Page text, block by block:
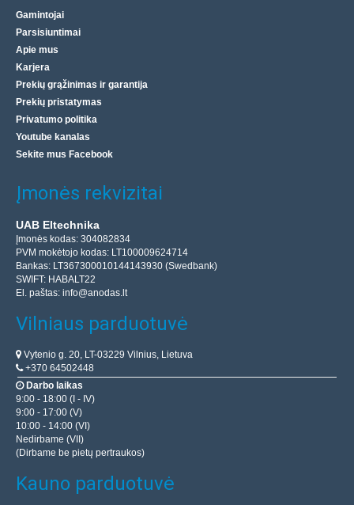
Gamintojai
Parsisiuntimai
Apie mus
Karjera
Prekių grąžinimas ir garantija
Prekių pristatymas
Privatumo politika
Youtube kanalas
Sekite mus Facebook
Įmonės rekvizitai
UAB Eltechnika
Įmonės kodas: 304082834
PVM mokėtojo kodas: LT100009624714
Bankas: LT367300010144143930 (Swedbank)
SWIFT: HABALT22
El. paštas: info@anodas.lt
Vilniaus parduotuvė
Vytenio g. 20, LT-03229 Vilnius, Lietuva
+370 64502448
Darbo laikas
9:00 - 18:00 (I - IV)
9:00 - 17:00 (V)
10:00 - 14:00 (VI)
Nedirbame (VII)
(Dirbame be pietų pertraukos)
Kauno parduotuvė